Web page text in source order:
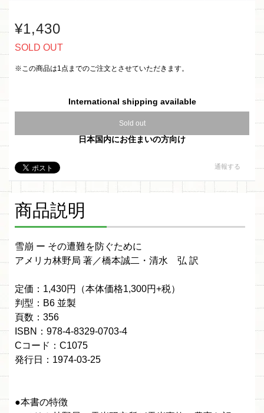
¥1,430
SOLD OUT
※この商品は1点までのご注文とさせていただきます。
International shipping available
Sold out
日本国内にお住まいの方向け
通報する
商品説明
雪崩 ー その遭難を防ぐために
アメリカ林野局 著／橋本誠二・清水 弘 訳
定価：1,430円（本体価格1,300円+税）
判型：B6 並製
頁数：356
ISBN：978-4-8329-0703-4
Cコード：C1075
発行日：1974-03-25
●本書の特徴